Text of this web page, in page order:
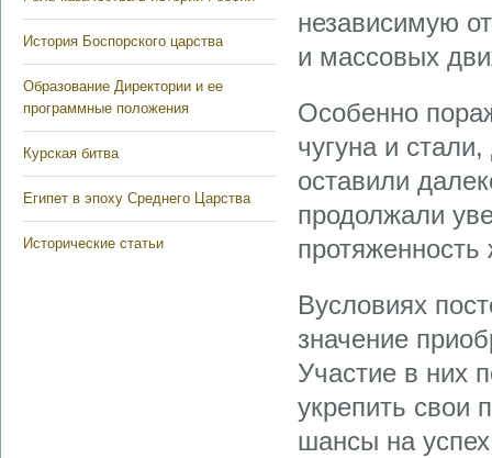
История Боспорского царства
Образование Директории и ее
программные положения
Курская битва
Египет в эпоху Среднего Царства
Исторические статьи
независимую
и массовых
Особенно
чугуна и
оставили
продолжали
протяженность
Вусловиях
значение
Участие в них
укрепить свои
шансы на